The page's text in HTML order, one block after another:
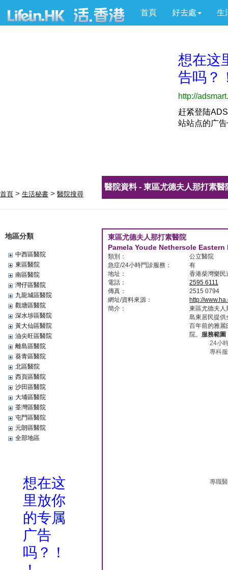
首頁 好去處 生
首頁 > 生活秘書 > 醫院搜尋
地區分類
中西區醫院
東區醫院
南區醫院
灣仔區醫院
九龍城區醫院
觀塘區醫院
深水埗區醫院
黃大仙區醫院
油尖旺區醫院
離島區醫院
葵青區醫院
北區醫院
西頁區醫院
沙田區醫院
大埔區醫院
荃灣區醫院
屯門區醫院
元朗區醫院
全部地區
醫院資料 - 東區尤德夫人那打素醫
東區尤德夫人那打素醫院
Pamela Youde Nethersole
類別：
公立醫院
急症/24小時門診服務：
有
地址：
香港柴灣樂民
電話：
2595 6111
傳真：
2515 0794
網址/資料來源：
http://
簡介：
東區尤德夫人
島東居民提供
百年前的雅麗
院。 服務範圍
24小
專科
專職